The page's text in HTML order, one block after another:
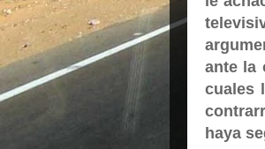
ante la
cuales
haya